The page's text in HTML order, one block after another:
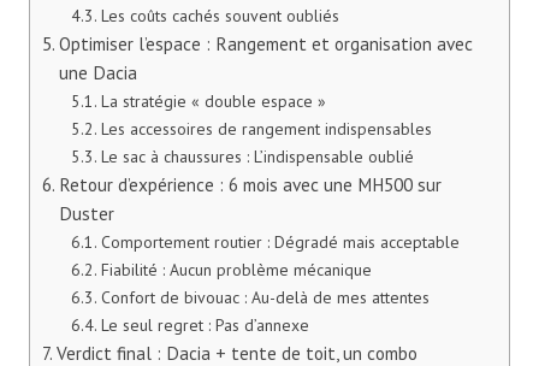
Les coûts cachés souvent oubliés
Optimiser l’espace : Rangement et organisation avec
une Dacia
La stratégie « double espace »
Les accessoires de rangement indispensables
Le sac à chaussures : L’indispensable oublié
Retour d’expérience : 6 mois avec une MH500 sur
Duster
Comportement routier : Dégradé mais acceptable
Fiabilité : Aucun problème mécanique
Confort de bivouac : Au-delà de mes attentes
Le seul regret : Pas d’annexe
Verdict final : Dacia + tente de toit, un combo